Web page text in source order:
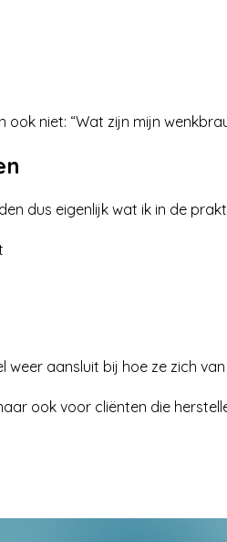
ook niet: “Wat zijn mijn
dus eigenlijk wat ik in de
aansluit bij hoe ze zich
ook voor cliënten die